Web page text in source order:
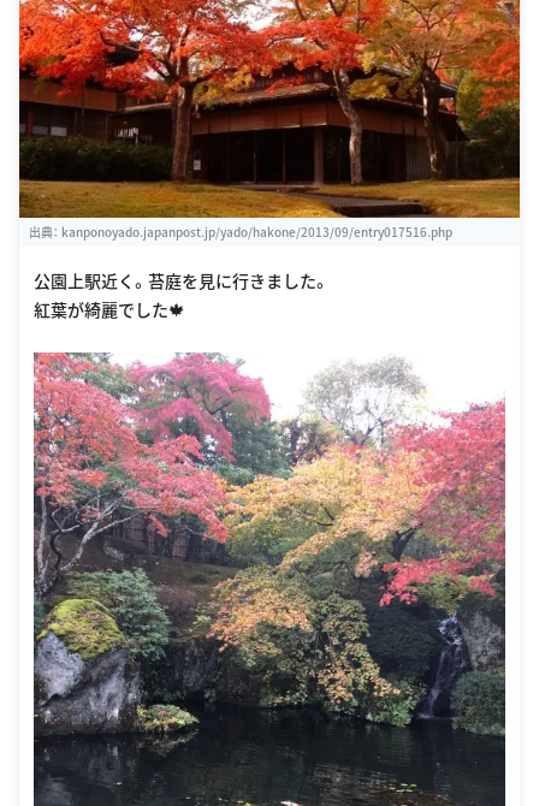
出典： kanponoyado.japanpost.jp/yado/hakone/2013/09/entry017516.php
公園上駅近く。苔庭を見に行きました。
紅葉が綺麗でした🍁